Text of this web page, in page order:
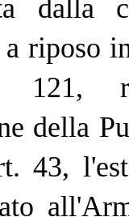
riposo
della
43,